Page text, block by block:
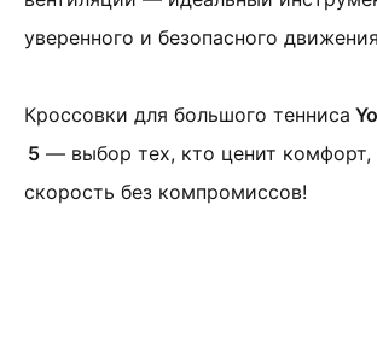
уверенного и безопасного
Кроссовки для большого тенниса
5 — выбор тех, кто ценит комфорт,
скорость без компромиссов!